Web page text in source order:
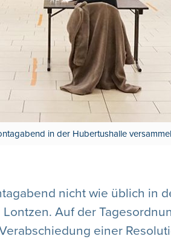
in der Hubertushalle
nicht wie üblich in
Auf der
einer